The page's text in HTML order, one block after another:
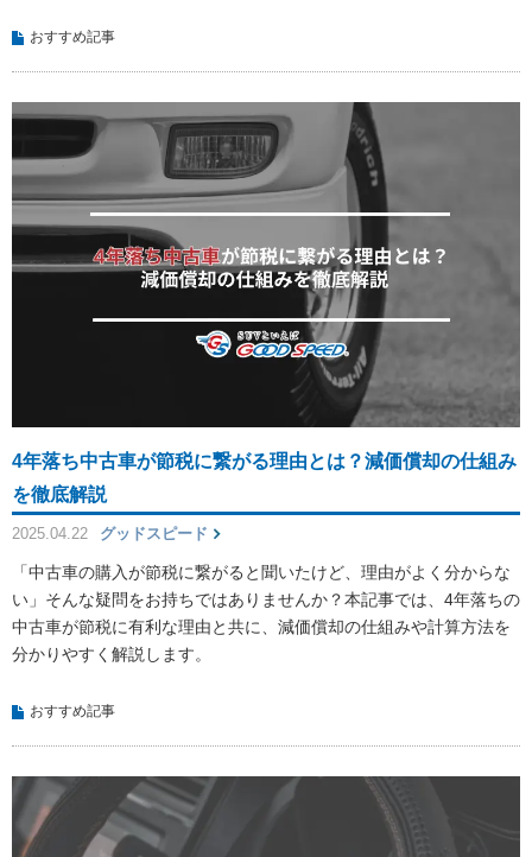
おすすめ記事
4年落ち中古車が節税に繋がる理由とは？減価償却の仕組み
を徹底解説
2025.04.22 グッドスピード
「中古車の購入が節税に繋がると聞いたけど、理由がよく分からな
い」そんな疑問をお持ちではありませんか？本記事では、4年落ちの
中古車が節税に有利な理由と共に、減価償却の仕組みや計算方法を
分かりやすく解説します。
おすすめ記事